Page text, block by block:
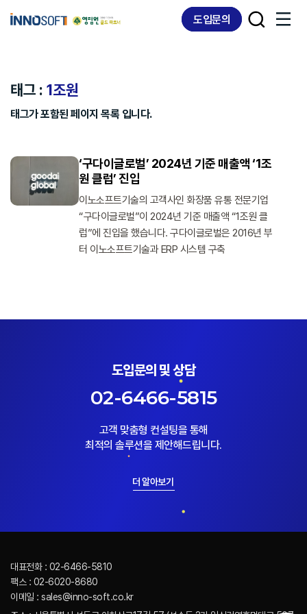
links
도입문의
태그 : 1조원
태그가 포함된 페이지 목록 입니다.
‘구다이글로벌’ 2024년 기준 매출액 ‘1조
원 클럽’ 진입
이노소프트기술의 고객사인 화장품 유통 전문기업
“구다이글로벌”이 2024년 기준 매출액 “1조원 클
럽”에 진입을 했습니다. 구다이글로벌은 2016년 부
터 이노소프트기술과 ERP 시스템 구축
도입문의 및 상담
02-6466-5815
고객 맞춤형 컨설팅을 통해
최적의 솔루션을 제안해드립니다.
더 알아보기
대표전화 : 02-6466-5810
팩스 : 02-6020-8680
이메일 : sales@inno-soft.co.kr